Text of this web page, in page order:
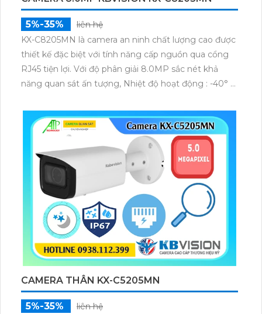
5%-35%
liên hệ
KX-C8205MN là camera an ninh chất lượng cao được
thiết kế đặc biệt với tính năng cấp nguồn qua cổng
RJ45 tiện lợi. Với độ phân giải 8.0MP sắc nét khả
năng quan sát ấn tượng, Nhiệt độ hoạt động : -40° C
đặt trong thời tiết khắc nhiệt
CAMERA THÂN KX-C5205MN
5%-35%
liên hệ